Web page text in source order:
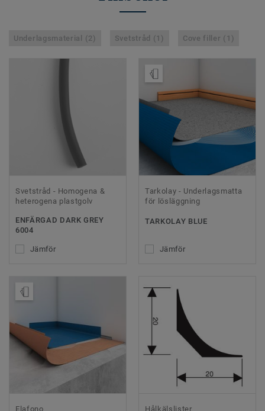
Underlagsmaterial (2) Svetstråd (1) Cove filler (1)
Svetstråd - Homogena &
heterogena plastgolv
ENFÄRGAD DARK GREY
6004
Jämför
Tarkolay - Underlagsmatta
för lösläggning
TARKOLAY BLUE
Jämför
Elafono Hålkälslister